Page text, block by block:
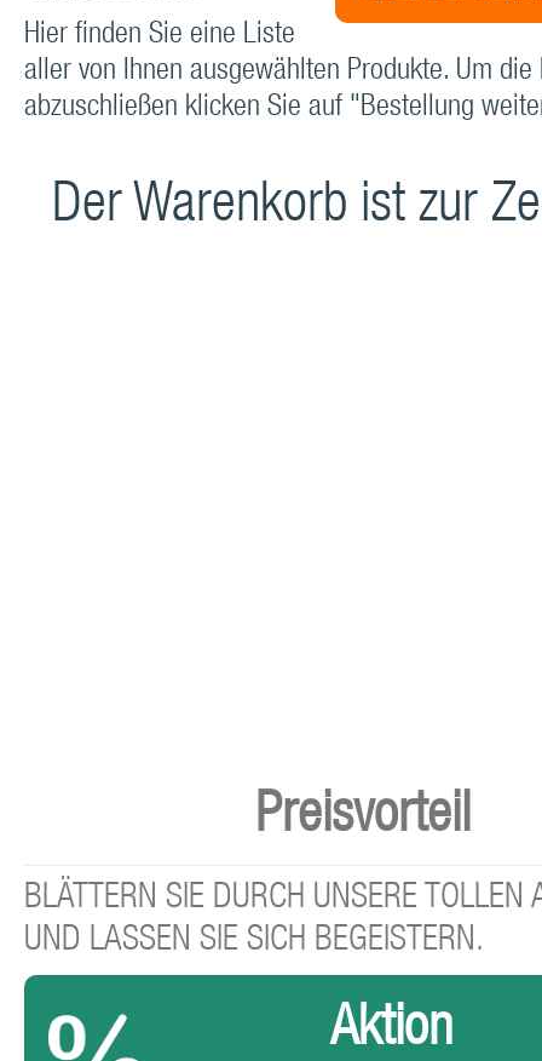
Hier finden Sie eine Liste
aller von Ihnen ausgewählten Produkte. Um die
abzuschließen klicken Sie auf "Bestellung
Der Warenkorb ist zur
Preisvorteil
BLÄTTERN SIE DURCH UNSERE TOLLEN
UND LASSEN SIE SICH BEGEISTERN.
Aktion